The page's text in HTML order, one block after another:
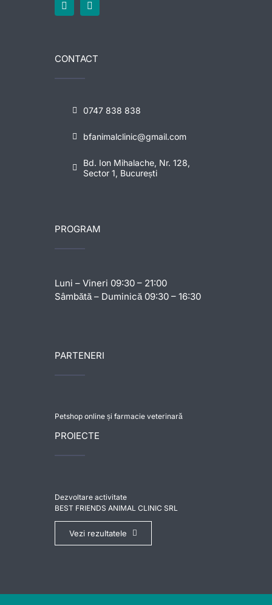
CONTACT
0747 838 838
bfanimalclinic@gmail.com
Bd. Ion Mihalache, Nr. 128,
Sector 1, București
PROGRAM
Luni – Vineri 09:30 – 21:00
Sâmbătă – Duminică 09:30 – 16:30
PARTENERI
Petshop online și farmacie veterinară
PROIECTE
Dezvoltare activitate
BEST FRIENDS ANIMAL CLINIC SRL
Vezi rezultatele